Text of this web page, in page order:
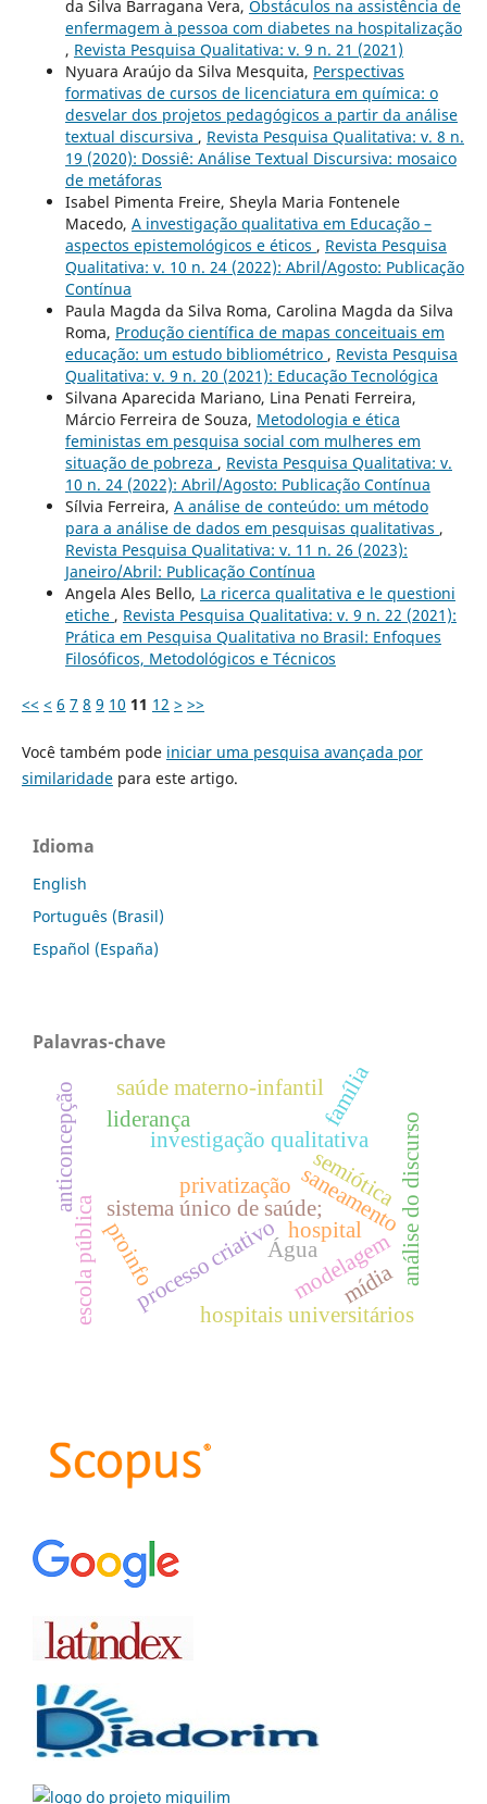
da Silva Barragana Vera, Obstáculos na assistência de
enfermagem à pessoa com diabetes na hospitalização
, Revista Pesquisa Qualitativa: v. 9 n. 21 (2021)
Nyuara Araújo da Silva Mesquita, Perspectivas
formativas de cursos de licenciatura em química: o
desvelar dos projetos pedagógicos a partir da análise
textual discursiva , Revista Pesquisa Qualitativa: v. 8 n.
19 (2020): Dossiê: Análise Textual Discursiva: mosaico
de metáforas
Isabel Pimenta Freire, Sheyla Maria Fontenele
Macedo, A investigação qualitativa em Educação –
aspectos epistemológicos e éticos , Revista Pesquisa
Qualitativa: v. 10 n. 24 (2022): Abril/Agosto: Publicação
Contínua
Paula Magda da Silva Roma, Carolina Magda da Silva
Roma, Produção científica de mapas conceituais em
educação: um estudo bibliométrico , Revista Pesquisa
Qualitativa: v. 9 n. 20 (2021): Educação Tecnológica
Silvana Aparecida Mariano, Lina Penati Ferreira,
Márcio Ferreira de Souza, Metodologia e ética
feministas em pesquisa social com mulheres em
situação de pobreza , Revista Pesquisa Qualitativa: v.
10 n. 24 (2022): Abril/Agosto: Publicação Contínua
Sílvia Ferreira, A análise de conteúdo: um método
para a análise de dados em pesquisas qualitativas ,
Revista Pesquisa Qualitativa: v. 11 n. 26 (2023):
Janeiro/Abril: Publicação Contínua
Angela Ales Bello, La ricerca qualitativa e le questioni
etiche , Revista Pesquisa Qualitativa: v. 9 n. 22 (2021):
Prática em Pesquisa Qualitativa no Brasil: Enfoques
Filosóficos, Metodológicos e Técnicos
<< < 6 7 8 9 10 11 12 > >>
Você também pode iniciar uma pesquisa avançada por
similaridadepara este artigo.
Idioma
English
Português (Brasil)
Español (España)
Palavras-chave
investigação qualitativa
saneamento
sistema único de saúde;
processo criativomodelagem
privatização
Água análise do discurso
mídia
proinfo
escola pública
anticoncepção liderança
hospital
hospitais universitários
semiótica
família
saúde materno-infantil